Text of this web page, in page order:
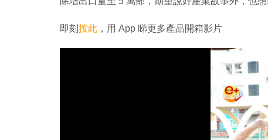
即刻 按此 ，用 App 睇更多產品開箱影片